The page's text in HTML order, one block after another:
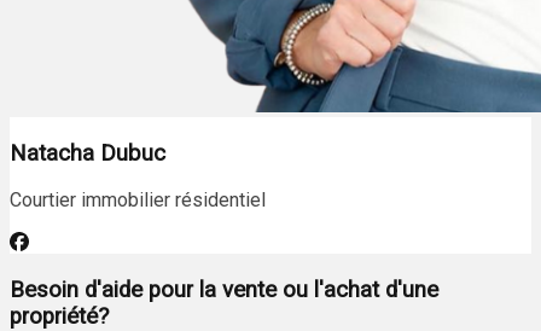
Natacha Dubuc
Courtier immobilier résidentiel
Besoin d'aide pour la vente ou l'achat d'une
propriété?